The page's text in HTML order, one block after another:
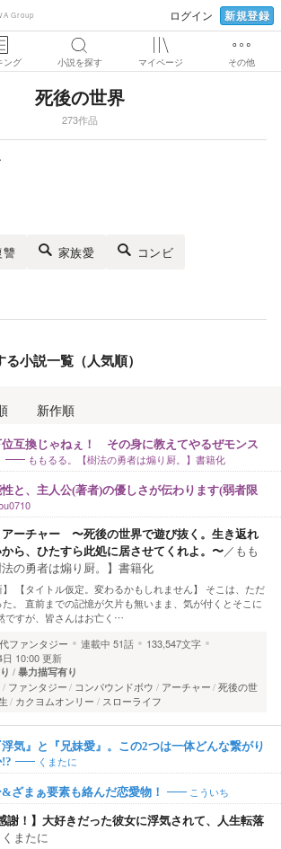
Group ログイン 新規登録
ング 小説を探す マイページ その他
死後の世界
273作品
讐 家族愛 コンビ
る小説一覧（人気順）
新作順
位互換じゃねぇ！ その身に教えてやるぜモンス
ももるる。【樹法の勇者は煽り厨。】書籍化
と、主人公(著者)の優しさが伝わります(弱者限
アーチャー 〜死後の世界で遊び抜く。生き返れ
ら、ひたすら此処に居させてくれよ。〜／ もも
の勇者は煽り厨。】書籍化
】 【タイトル仮定。変わるかもしれません】 そこは、ただ
。 直前までの記憶が欠片も無いまま、気が付くとそこに
ですが、皆さんはお亡く…
ファンタジー 連載中 51話
133,547文字
10:00 更新
暴力描写有り
ファンタジー コンパウンドボウ アーチャー 死後の世
カクヨムオンリー スローライフ
気』と『兄妹愛』。この2つは一体どんな繋がり
くまたに
ざまぁ要素も絡んだ恋愛物！ こういち
謝！】大好きだった彼女に浮気されて、人生転落
くまたに